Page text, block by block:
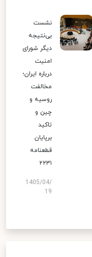
نشست
بی‌نتیجه
دیگر شورای
امنیت
درباره ایران؛
مخالفت
روسیه و
چین و
تاکید
برپایان
قطعنامه
۲۲۳۱
1405/04/
19